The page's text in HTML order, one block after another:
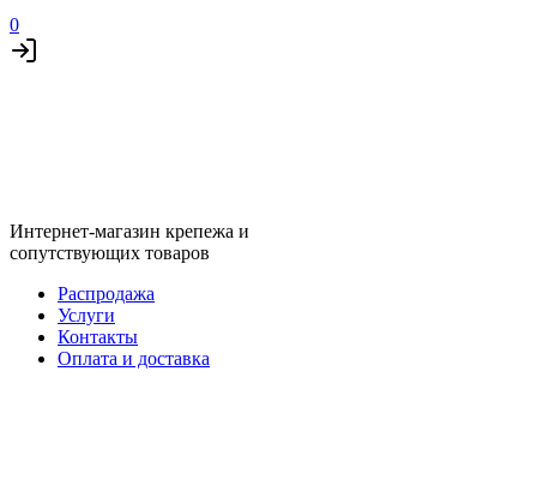
0
Интернет-магазин крепежа и
сопутствующих товаров
Распродажа
Услуги
Контакты
Оплата и доставка